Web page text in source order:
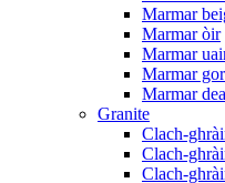
Marmar
Marmar òir
Marmar
Marmar
Marmar
Granite
Clach-
Clach-
Clach-